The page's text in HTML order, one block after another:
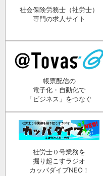
社会保険労務士（社労士）
専門の求人サイト
帳票配信の
電子化・自動化で
「ビジネス」をつなぐ
社労士０号業務を
掘り起こすラジオ
カッパダイブNEO！